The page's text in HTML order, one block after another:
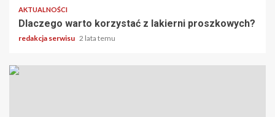
AKTUALNOŚCI
Dlaczego warto korzystać z lakierni proszkowych?
redakcja serwisu 2 lata temu